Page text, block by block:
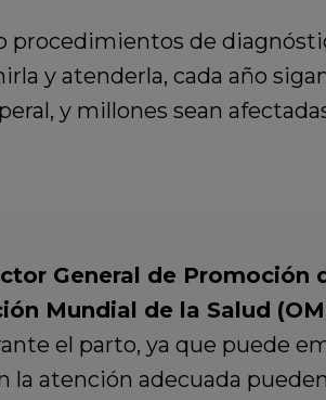
procedimientos de
y atenderla, cada año
y millones sean
General de Promoción
Mundial de la Salud
el parto, ya que puede
atención adecuada